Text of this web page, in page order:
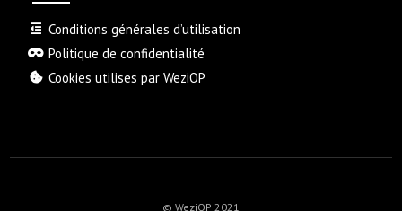
Conditions générales d’utilisation
Politique de confidentialité
Cookies utilises par WeziOP
© WeziOP 2021